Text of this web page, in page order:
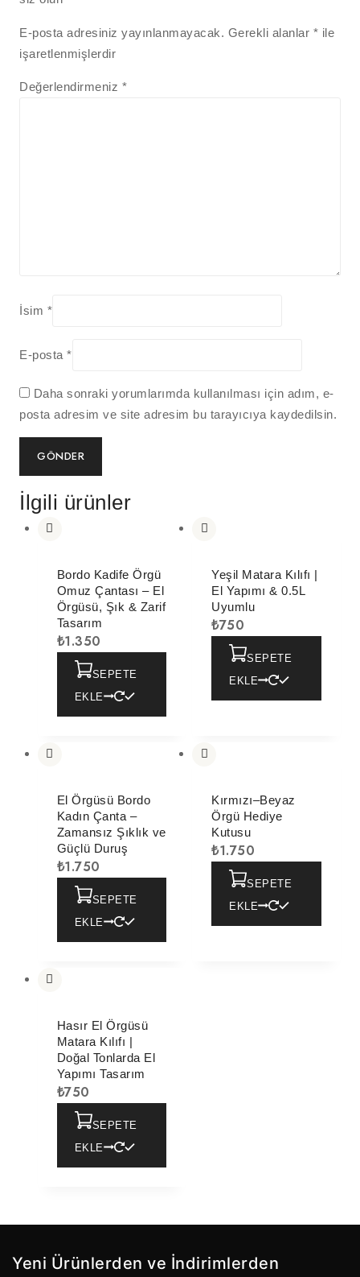
E-posta adresiniz yayınlanmayacak. Gerekli alanlar * ile
işaretlenmişlerdir
Değerlendirmeniz *
İsim *
E-posta *
Daha sonraki yorumlarımda kullanılması için adım, e-
posta adresim ve site adresim bu tarayıcıya kaydedilsin.
İlgili ürünler
Bordo Kadife Örgü
Omuz Çantası – El
Örgüsü, Şık & Zarif
Tasarım
₺1.350
SEPETE
EKLE
Yeşil Matara Kılıfı |
El Yapımı & 0.5L
Uyumlu
₺750
SEPETE
EKLE
El Örgüsü Bordo
Kadın Çanta –
Zamansız Şıklık ve
Güçlü Duruş
₺1.750
SEPETE
EKLE
Kırmızı–Beyaz
Örgü Hediye
Kutusu
₺1.750
SEPETE
EKLE
Hasır El Örgüsü
Matara Kılıfı |
Doğal Tonlarda El
Yapımı Tasarım
₺750
SEPETE
EKLE
Yeni Ürünlerden ve İndirimlerden